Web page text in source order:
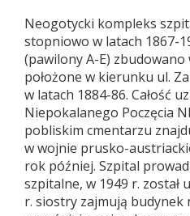
Neogotycki kompleks
stopniowo w latach 1867-
(pawilony A-E) zbudowano
położone w kierunku ul.
w latach 1884-86. Całość
Niepokalanego Poczęcia
pobliskim cmentarzu
w wojnie prusko-
rok później. Szpital
szpitalne, w 1949 r. został
r. siostry zajmują budynek